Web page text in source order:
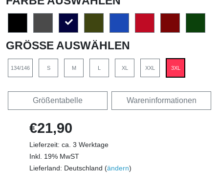
GRÖSSE AUSWÄHLEN
134/146 S M L XL XXL 3XL
Größentabelle Wareninformationen
€21,90
Lieferzeit: ca. 3 Werktage
Inkl. 19% MwST
Lieferland: Deutschland (ändern)